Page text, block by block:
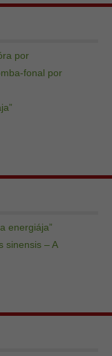
por
fonal por
energiája”
sinensis – A